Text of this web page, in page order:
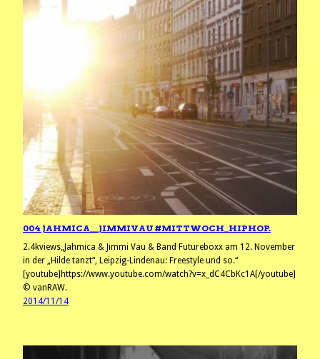
004 JAHMICA__JIMMIVAU #MITTWOCH_HIPHOP.
2.4kviews„Jahmica & Jimmi Vau & Band Futureboxx am 12. November
in der „Hilde tanzt“, Leipzig-Lindenau: Freestyle und so.“
[youtube]https://www.youtube.com/watch?v=x_dC4CbKc1A[/youtube]
© vanRAW.
2014/11/14